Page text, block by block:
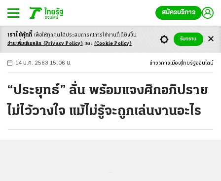
สมัครบริการ
-ก ก ก+
14 ม.ค. 2563 15:06 น. ข่าว การเมือง ไทยรัฐออนไลน์
“ประยุทธ์” ลั่น พร้อมแจงศึกอภิปราย
ไม่ไว้วางใจ แม้ไม่รู้จะถูกเล่นงานอะไร
เราใช้คุ้กกี้ เพื่อให้ทุกคนได้ประสบการณ์การใช้งานที่ดียิ่งขึ้น
อ่านเพิ่มเติมคลิก (Privacy Policy) และ (Cookie Policy)
รับทราบ